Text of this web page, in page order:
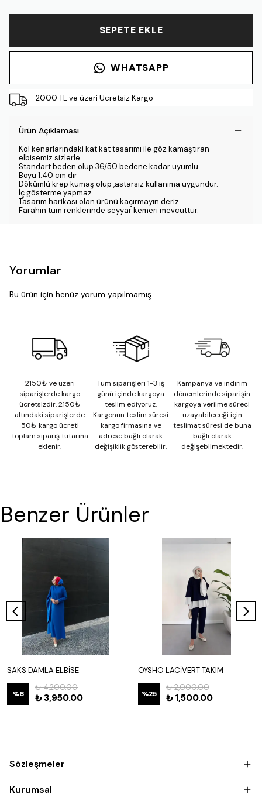
SEPETE EKLE
WHATSAPP
2000 TL ve üzeri Ücretsiz Kargo
Ürün Açıklaması
Kol kenarlarındaki kat kat tasarımı ile göz kamaştıran
elbisemiz sizlerle..
Standart beden olup 36/50 bedene kadar uyumlu
Boyu 1.40 cm dir
Dökümlü krep kumaş olup ,astarsız kullanıma uygundur.
İç gösterme yapmaz
Tasarım harikası olan ürünü kaçırmayın deriz
Farahın tüm renklerinde seyyar kemeri mevcuttur.
Yorumlar
Bu ürün için henüz yorum yapılmamış.
2150₺ ve üzeri
siparişlerde kargo
ücretsizdir. 2150₺
altındaki siparişlerde
50₺ kargo ücreti
toplam sipariş tutarına
eklenir.
Tüm siparişleri 1-3 iş
günü içinde kargoya
teslim ediyoruz.
Kargonun teslim süresi
kargo firmasına ve
adrese bağlı olarak
değişiklik gösterebilir.
Kampanya ve indirim
dönemlerinde siparişin
kargoya verilme süreci
uzayabileceği için
teslimat süresi de buna
bağlı olarak
değişebilmektedir.
Benzer Ürünler
SAKS DAMLA ELBİSE
%6
₺ 4,200.00
₺ 3,950.00
OYSHO LACİVERT TAKIM
%25
₺ 2,000.00
₺ 1,500.00
Sözleşmeler
Kurumsal